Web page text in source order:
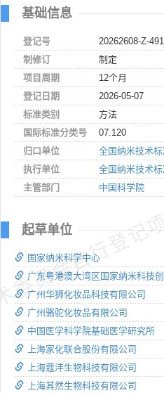
员会自行登
基础信息
登记号
20262608-Z-491
制修订
制定
项目周期
12个月
登记日期
2026-05-07
标准类别
方法
国际标准分类号
07.120
归口单位
全国纳米技术
执行单位
全国纳米技术
主管部门
中国科学院
起草单位
国家纳米科学中心
广东粤港澳大湾区国家纳米科技
广州华狮化妆品科技有限公司
广州骆驼化妆品有限公司
中国医学科学院基础医学研究所
上海家化联合股份有限公司
上海蔻沣生物科技有限公司
上海其然生物科技有限公司